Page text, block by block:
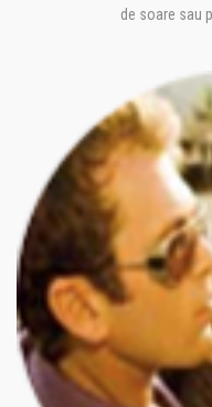
de soare sau